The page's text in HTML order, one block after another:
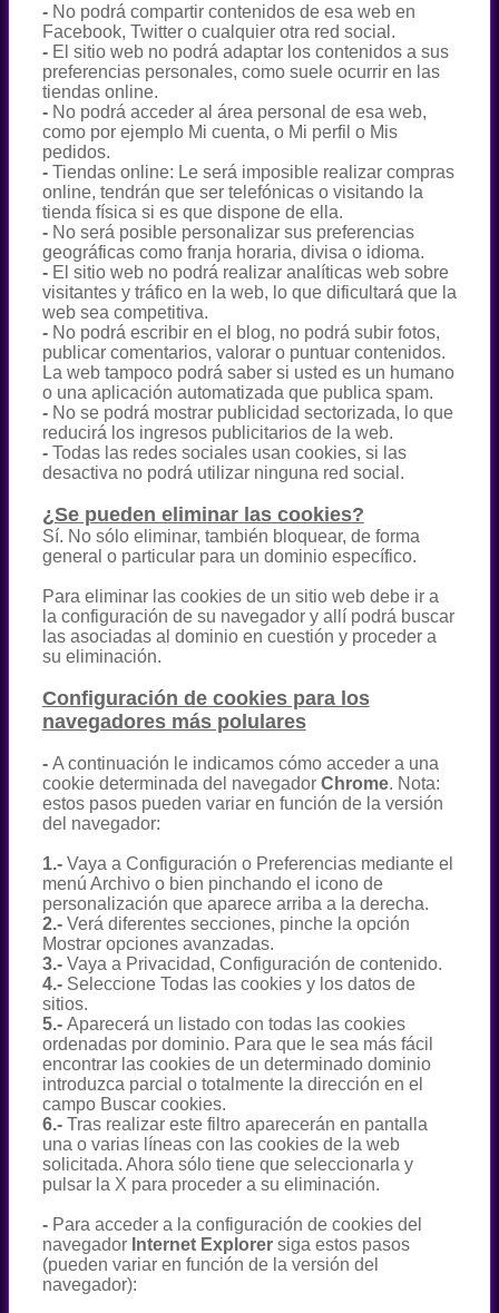
- No podrá compartir contenidos de esa web en
Facebook, Twitter o cualquier otra red social.
- El sitio web no podrá adaptar los contenidos a sus
preferencias personales, como suele ocurrir en las
tiendas online.
- No podrá acceder al área personal de esa web,
como por ejemplo Mi cuenta, o Mi perfil o Mis
pedidos.
- Tiendas online: Le será imposible realizar compras
online, tendrán que ser telefónicas o visitando la
tienda física si es que dispone de ella.
- No será posible personalizar sus preferencias
geográficas como franja horaria, divisa o idioma.
- El sitio web no podrá realizar analíticas web sobre
visitantes y tráfico en la web, lo que dificultará que la
web sea competitiva.
- No podrá escribir en el blog, no podrá subir fotos,
publicar comentarios, valorar o puntuar contenidos.
La web tampoco podrá saber si usted es un humano
o una aplicación automatizada que publica spam.
- No se podrá mostrar publicidad sectorizada, lo que
reducirá los ingresos publicitarios de la web.
- Todas las redes sociales usan cookies, si las
desactiva no podrá utilizar ninguna red social.
¿Se pueden eliminar las cookies?
Sí. No sólo eliminar, también bloquear, de forma
general o particular para un dominio específico.
Para eliminar las cookies de un sitio web debe ir a
la configuración de su navegador y allí podrá buscar
las asociadas al dominio en cuestión y proceder a
su eliminación.
Configuración de cookies para los
navegadores más polulares
- A continuación le indicamos cómo acceder a una
cookie determinada del navegador Chrome. Nota:
estos pasos pueden variar en función de la versión
del navegador:
1.- Vaya a Configuración o Preferencias mediante el
menú Archivo o bien pinchando el icono de
personalización que aparece arriba a la derecha.
2.- Verá diferentes secciones, pinche la opción
Mostrar opciones avanzadas.
3.-Vaya a Privacidad, Configuración de contenido.
4.- Seleccione Todas las cookies y los datos de
sitios.
5.- Aparecerá un listado con todas las cookies
ordenadas por dominio. Para que le sea más fácil
encontrar las cookies de un determinado dominio
introduzca parcial o totalmente la dirección en el
campo Buscar cookies.
6.- Tras realizar este filtro aparecerán en pantalla
una o varias líneas con las cookies de la web
solicitada. Ahora sólo tiene que seleccionarla y
pulsar la X para proceder a su eliminación.
- Para acceder a la configuración de cookies del
navegador Internet Explorersiga estos pasos
(pueden variar en función de la versión del
navegador):